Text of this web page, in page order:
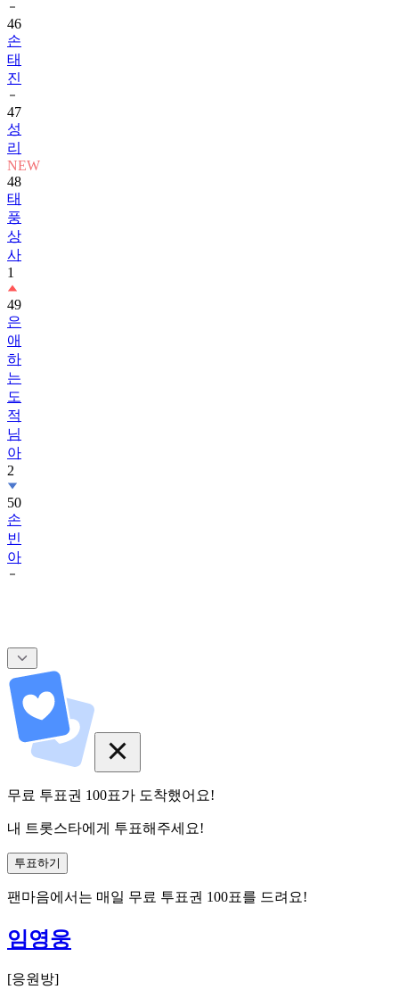
46
손
태
진
47
성
리
NEW
48
태
풍
상
사
1
49
은
애
하
는
도
적
님
아
2
50
손
빈
아
무료 투표권 100표가 도착했어요!
내 트롯스타에게 투표해주세요!
투표하기
팬마음에서는 매일 무료 투표권 100표를 드려요!
임영웅
[응원방]